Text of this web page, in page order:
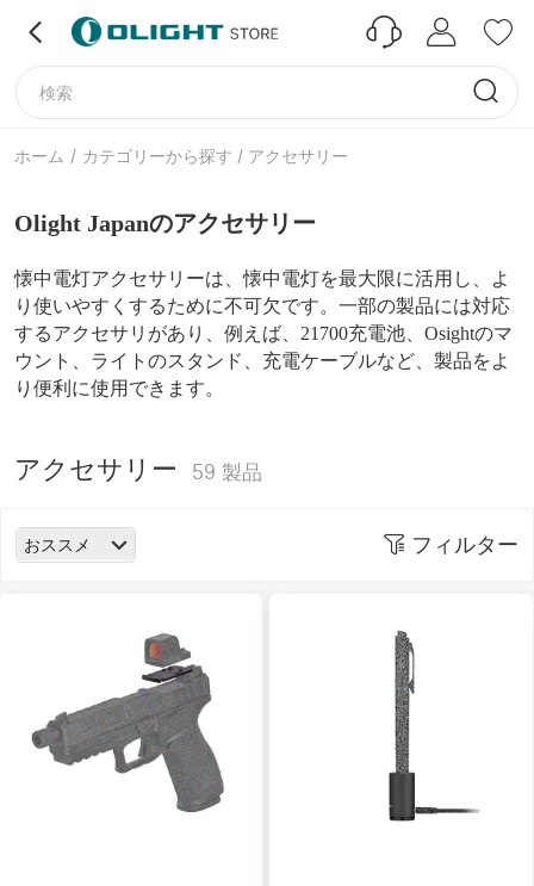
ホーム / カテゴリーから探す / アクセサリー
Olight Japanのアクセサリー
懐中電灯アクセサリーは、懐中電灯を最大限に活用し、よ
り使いやすくするために不可欠です。一部の製品には対応
するアクセサリがあり、例えば、 21700充電池、Osightのマ
ウント、ライトのスタンド、充電ケーブルなど、製品をよ
り便利に使用できます。
アクセサリー 59 製品
おススメ フィルター